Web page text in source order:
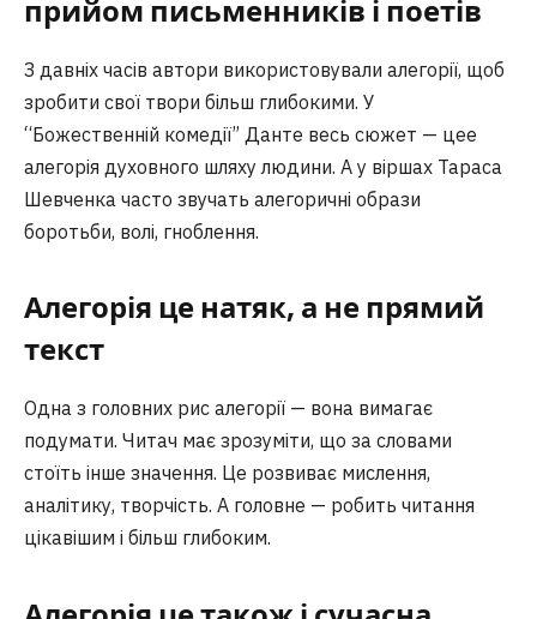
прийом письменників і поетів
З давніх часів автори використовували алегорії, щоб
зробити свої твори більш глибокими. У
“Божественній комедії” Данте весь сюжет — цее
алегорія духовного шляху людини. А у віршах Тараса
Шевченка часто звучать алегоричні образи
боротьби, волі, гноблення.
Алегорія це натяк, а не прямий
текст
Одна з головних рис алегорії — вона вимагає
подумати. Читач має зрозуміти, що за словами
стоїть інше значення. Це розвиває мислення,
аналітику, творчість. А головне — робить читання
цікавішим і більш глибоким.